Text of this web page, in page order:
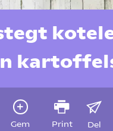
Gem Print Del